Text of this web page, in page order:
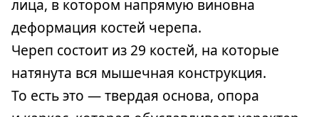
лица, в котором напрямую виновна
деформация костей черепа.
Череп состоит из 29 костей, на которые
натянута вся мышечная конструкция.
То есть это — твердая основа, опора